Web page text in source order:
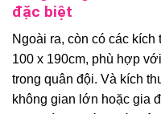
đặc biệt
Ngoài ra, còn có các
100 x 190cm, phù hợp
trong quân đội. Và kích
không gian lớn hoặc gia